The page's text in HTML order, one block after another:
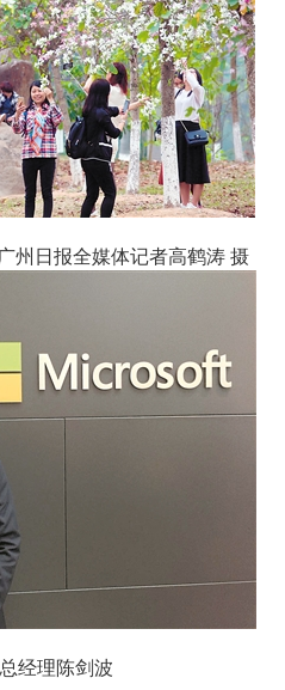
州日报全媒体记者高鹤涛 摄
经理陈剑波